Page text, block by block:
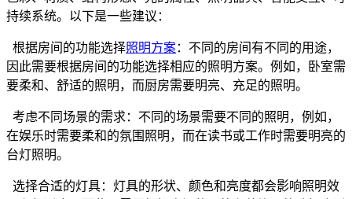
持续系统。以下是一些建议：
根据房间的功能选择照明方案：不同的房间有不同的用途，
因此需要根据房间的功能选择相应的照明方案。例如，卧室需
要柔和、舒适的照明，而厨房需要明亮、充足的照明。
考虑不同场景的需求：不同的场景需要不同的照明，例如，
在娱乐时需要柔和的氛围照明，而在读书或工作时需要明亮的
台灯照明。
选择合适的灯具：灯具的形状、颜色和亮度都会影响照明效